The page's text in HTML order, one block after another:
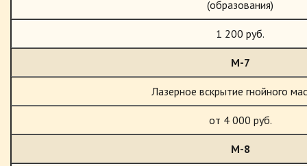
(образования)
1 200 руб.
М-7
Лазерное вскрытие гнойного
от 4 000 руб.
М-8